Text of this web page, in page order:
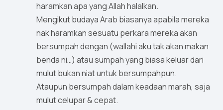
haramkan apa yang Allah halalkan.
Mengikut budaya Arab biasanya apabila mereka
nak haramkan sesuatu perkara mereka akan
bersumpah dengan (wallahi aku tak akan makan
benda ni…) atau sumpah yang biasa keluar dari
mulut bukan niat untuk bersumpahpun.
Ataupun bersumpah dalam keadaan marah, saja
mulut celupar & cepat.